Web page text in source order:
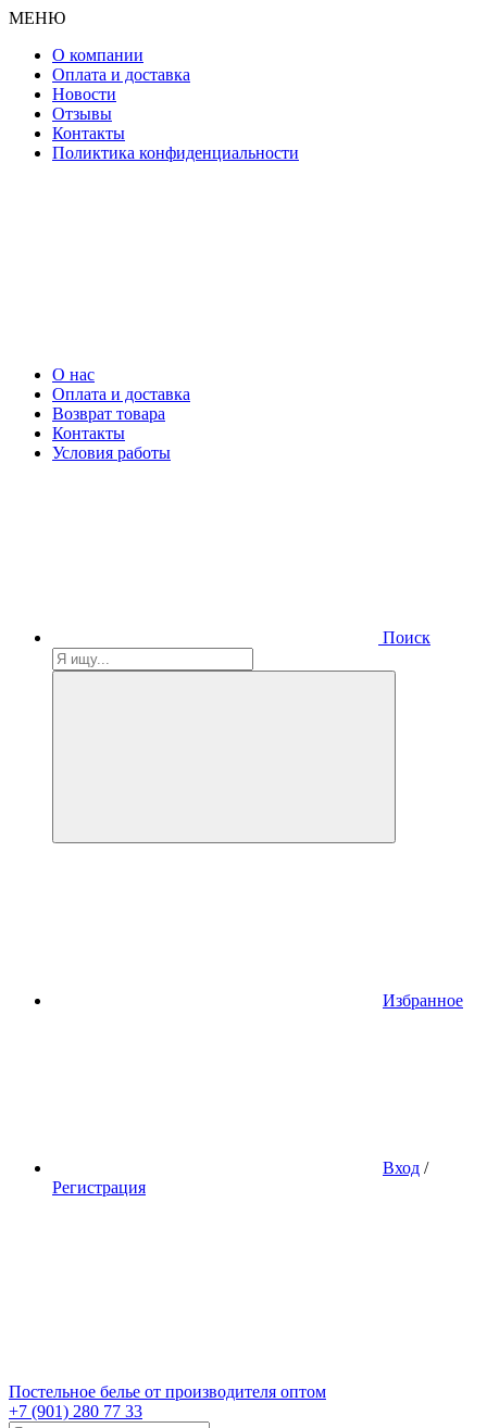
МЕНЮ
О компании
Оплата и доставка
Новости
Отзывы
Контакты
Поликтика конфиденциальности
О нас
Оплата и доставка
Возврат товара
Контакты
Условия работы
Поиск
Избранное
Вход /
Регистрация
Постельное белье от производителя оптом
+7 (901) 280 77 33